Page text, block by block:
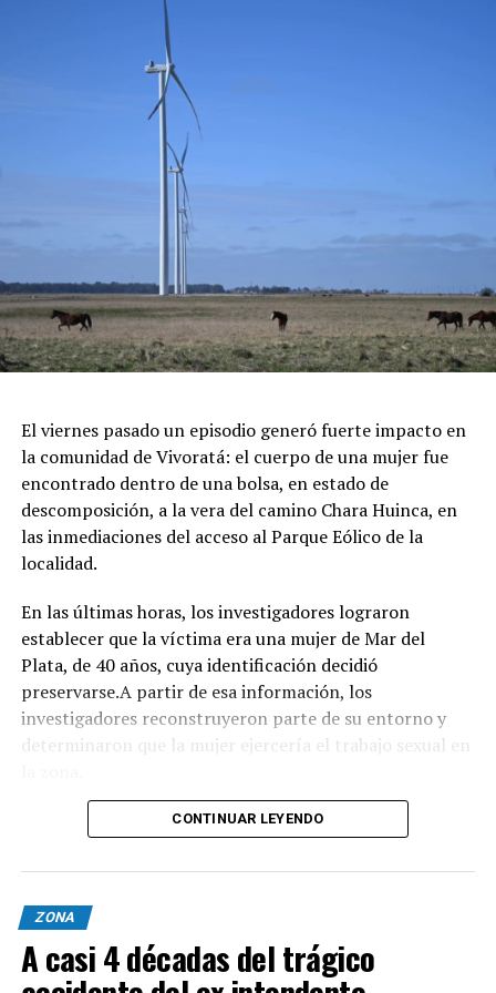
gastronómicas sin costo a cargo de reconocidos
pasteleros que compartirán los secretos del chocolate.
Gran Patio Cervecero: El espacio ideal para combinar los
mejores sabores salados con cervezas artesanales
Concursos y Premiaciones: Certamen a la "Mejor Pieza
de Chocolate" y al "Mejor Postre", sumado a grandes
Feria de Artesanos y Emprendedores: Un paseo cultural
pinar.
Espectáculos y Área Kids: Shows de artistas locales e
invitados en el escenario principal, junto a una zona
dedicada exclusivamente al entretenimiento infantil con
arboledas y dejarse tentar por una taza de chocolate
caliente mientras se disfruta de buena música es el plan
perfecto para escaparse de la rutina este fin de semana
largo.
INFORMACIÓN GENERAL DEL EVENTO
Evento: 30° Fiesta Nacional del Chocolate Artesanal
(ChocoGesell)
Fecha: Fin de semana largo del 17 de Agosto de 2026
Horario: De 11:00 a 21:00 hs.
Lugar: Pinar del Norte (Alameda 202 y Calle 303, Villa
Gesell)
visitantes
El viernes pasado un episodio generó fuerte impacto en
la comunidad de Vivoratá: el cuerpo de una mujer fue
encontrado dentro de una bolsa, en estado de
descomposición, a la vera del camino Chara Huinca, en
las inmediaciones del acceso al Parque Eólico de la
localidad.
En las últimas horas, los investigadores lograron
establecer que la víctima era una mujer de Mar del
Plata, de 40 años, cuya identificación decidió
preservarse.A partir de esa información, los
investigadores reconstruyeron parte de su entorno y
determinaron que la mujer ejercería el trabajo sexual en
Según el portal Mi8, pese a que la escena donde fue
compatibles con un homicidio, el fiscal Ramiro Anchou
mantiene la causa caratulada como "averiguación de
causales de muerte", ya que los estudios forenses todavía
no lograron determinar con precisión cómo fue
asesinada la mujer.
CONTINUAR LEYENDO
ZONA
A casi 4 décadas del trágico